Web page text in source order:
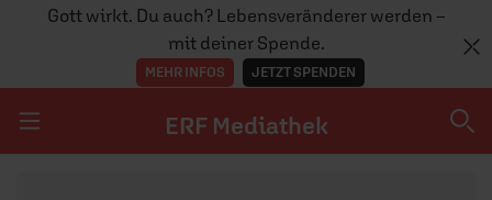
Gott wirkt. Du auch? Lebensveränderer werden –
mit deiner Spende.
MEHR INFOS JETZT SPENDEN
ERF Mediathek